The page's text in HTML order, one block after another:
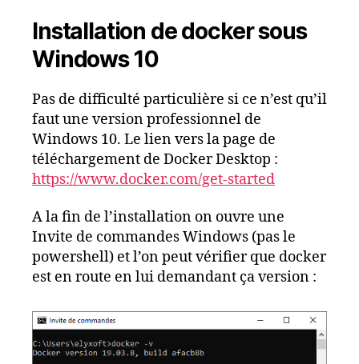
Installation de docker sous
Windows 10
Pas de difficulté particulière si ce n’est qu’il
faut une version professionnel de
Windows 10. Le lien vers la page de
téléchargement de Docker Desktop :
https://www.docker.com/get-started
A la fin de l’installation on ouvre une
Invite de commandes Windows (pas le
powershell) et l’on peut vérifier que docker
est en route en lui demandant ça version :